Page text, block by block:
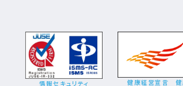
情報セキュリティ 健康経営宣言